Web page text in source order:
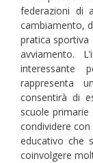
federazioni di
cambiamento,
pratica sportiva
avviamento.
interessante
rappresenta
consentirà di
scuole
condividere
educativo che
coinvolgere